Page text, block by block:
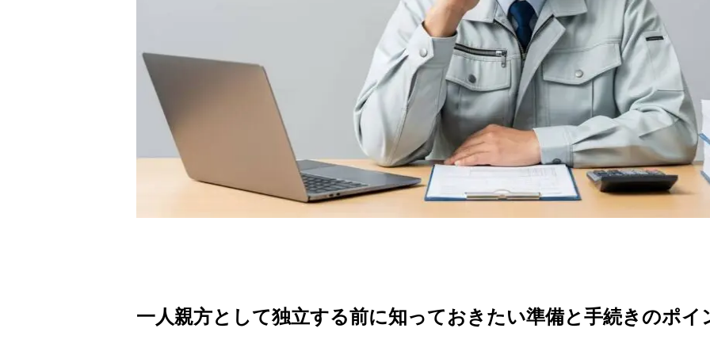
一人親方として独立する前に知っておきたい準備と手続きのポイ